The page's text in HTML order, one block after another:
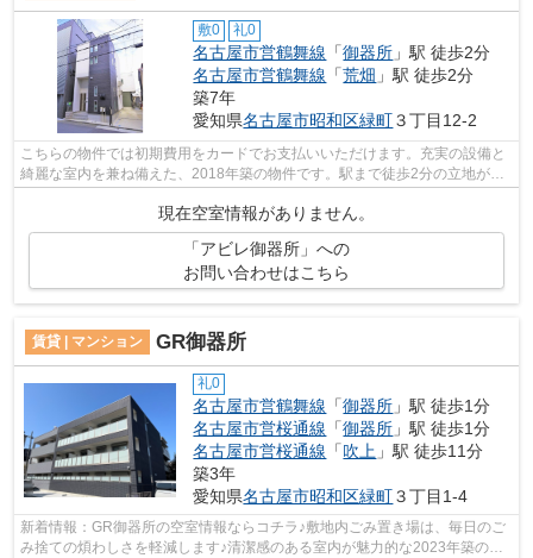
敷0 礼0
名古屋市営鶴舞線 「御器所 」駅 徒歩2分
名古屋市営鶴舞線 「荒畑 」駅 徒歩2分
築7年
愛知県名古屋市昭和区緑町３丁目12-2
こちらの物件では初期費用をカードでお支払いいただけます。充実の設備と
綺麗な室内を兼ね備えた、2018年築の物件です。駅まで徒歩2分の立地が魅
力的な、利便性の高い物件です。独創的...
現在空室情報がありません。
「アビレ御器所」への
お問い合わせはこちら
賃貸 | マンション GR御器所
礼0
名古屋市営鶴舞線 「御器所 」駅 徒歩1分
名古屋市営桜通線 「御器所 」駅 徒歩1分
名古屋市営桜通線 「吹上 」駅 徒歩11分
築3年
愛知県名古屋市昭和区緑町３丁目1-4
新着情報：GR御器所の空室情報ならコチラ♪敷地内ごみ置き場は、毎日のご
み捨ての煩わしさを軽減します♪清潔感のある室内が魅力的な2023年築の物